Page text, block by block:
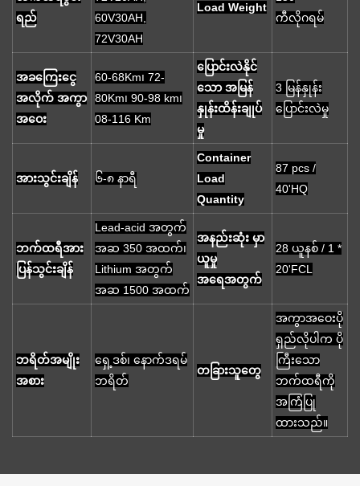
ရည်
60V30AH,
72V30AH
Load Weight
ကီလိုဂရမ်
အခကြေးငွေ
အလိုက် အကွာ
အဝေး
60-68Km၊ 72-
80Km၊ 90-98 km၊
08-116 Km
ပြောင်းလဲနိုင်
သော အမြန်
နှုန်းထိန်းချုပ်
မှု
3 မြန်နှုန်း
ပြောင်းလဲမှု
အားသွင်းချိန် ၆-၈ နာရီ
Container
Load
Quantity
87 pcs /
40'HQ
ဘက်ထရီအား
ပြန်သွင်းချိန်
Lead-acid အတွက်
အဆ 350 အထက်၊
Lithium အတွက်
အဆ 1500 အထက်
အနည်းဆုံး မှာ
ယူမှု
အရေအတွက်
28 ယူနစ် / 1 *
20'FCL
ဘရိတ်အမျိုး
အစား
ရှေ့ဒစ်၊ နောက်ဒရမ်
ဘရိတ်
တခြားသူတွေ
အကွာအဝေးပို
ရှည်လိုပါက ပို
ကြီးသော
ဘက်ထရီကို
အကြံပြု
ထားသည်။